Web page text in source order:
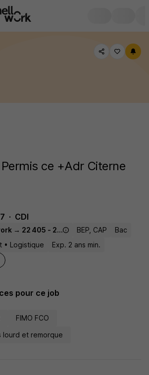
ce +Adr Citerne
CDI
→ 22 405 - 23 942 € / an
BEP, CAP
Bac
• Logistique
Exp. 2 ans min.
pour ce job
FIMO FCO
lourd et remorque